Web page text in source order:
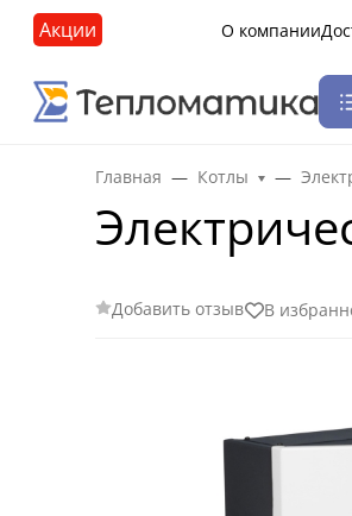
Акции О компании
Главная Котлы
Добавить отзыв В